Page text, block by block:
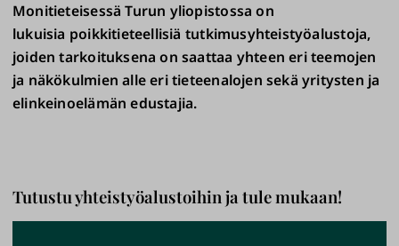
Monitieteisessä Turun yliopistossa on
lukuisia poikkitieteellisiä tutkimusyhteistyöalustoja,
joiden tarkoituksena on saattaa yhteen eri teemojen
ja näkökulmien alle eri tieteenalojen sekä yritysten ja
elinkeinoelämän edustajia.
Tutustu yhteistyöalustoihin ja tule mukaan!